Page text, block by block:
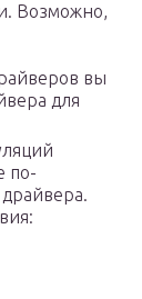
Возможно,
вы
для
по-